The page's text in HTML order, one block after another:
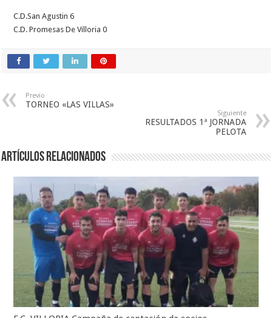
C.D.San Agustin 6
C.D. Promesas De Villoria 0
Previo
TORNEO «LAS VILLAS»
Siguiente
RESULTADOS 1ª JORNADA
PELOTA
Artículos relacionados